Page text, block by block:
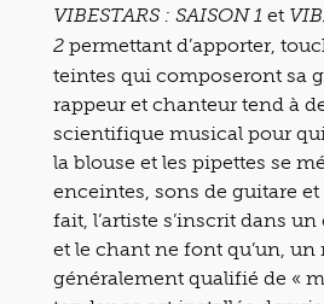
VIBESTARS : SAISON 1 et
2 permettant d’apporter,
teintes qui composeront sa
rappeur et chanteur tend à
scientifique musical pour qui
la blouse et les pipettes se
enceintes, sons de guitare et
fait, l’artiste s’inscrit dans
et le chant ne font qu’un, un
généralement qualifié de «